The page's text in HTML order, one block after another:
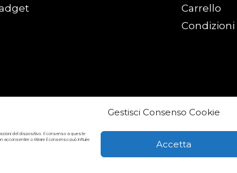
Gestisci Consenso Cookie
del dispositivo. Il consenso a queste
o ritirare il consenso può influire
Accetta
Carrello